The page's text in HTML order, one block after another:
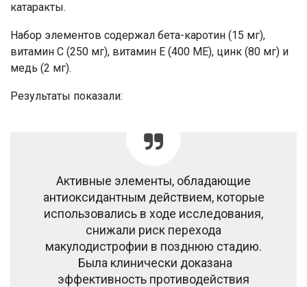
катаракты.
Набор элементов содержал бета-каротин (15 мг),
витамин С (250 мг), витамин Е (400 МЕ), цинк (80 мг) и
медь (2 мг).
Результаты показали:
Активные элементы, обладающие
антиоксидантным действием, которые
использовались в ходе исследования,
снижали риск перехода
макулодистрофии в позднюю стадию.
Была клинически доказана
эффективность противодействия